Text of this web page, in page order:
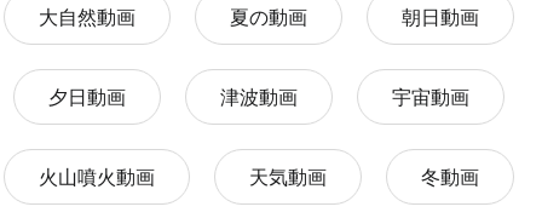
大自然動画 夏の動画 朝日動画
夕日動画 津波動画 宇宙動画
火山噴火動画 天気動画 冬動画